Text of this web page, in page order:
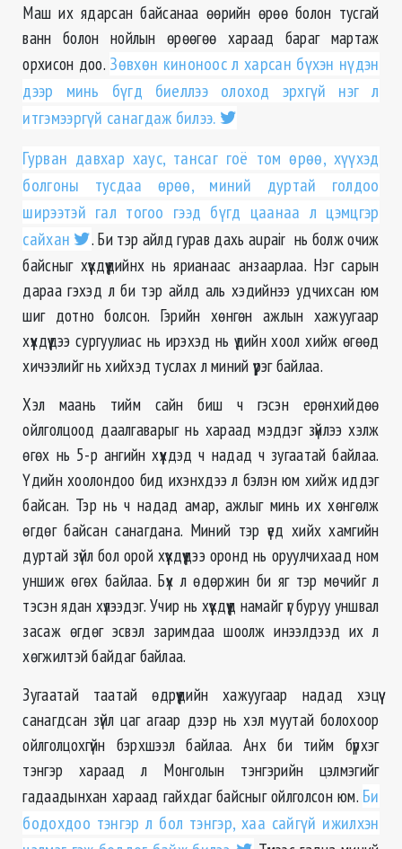
Маш их ядарсан байсанаа өөрийн өрөө болон тусгай
ванн болон нойлын өрөөгөө хараад бараг мартаж
орхисон доо. Зөвхөн киноноос л харсан бүхэн нүдэн
дээр минь бүгд биеллээ олоход эрхгүй нэг л
итгэмээргүй санагдаж билээ.
Гурван давхар хаус, тансаг гоё том өрөө, хүүхэд
болгоны тусдаа өрөө, миний дуртай голдоо
ширээтэй гал тогоо гээд бүгд цаанаа л цэмцгэр
сайхан
. Би тэр айлд гурав дахь aupair нь болж очиж
байсныг хүүхдүүдийнх нь ярианаас анзаарлаа. Нэг сарын
дараа гэхэд л би тэр айлд аль хэдийнээ удчихсан юм
шиг дотно болсон. Гэрийн хөнгөн ажлын хажуугаар
хүүхдүүдээ сургуулиас нь ирэхэд нь үдийн хоол хийж өгөөд
хичээлийг нь хийхэд туслах л миний үүрэг байлаа.
Хэл маань тийм сайн биш ч гэсэн ерөнхийдөө
ойлголцоод даалгаварыг нь хараад мэддэг зүйлээ хэлж
өгөх нь 5-р ангийн хүүхдэд ч надад ч зугаатай байлаа.
Үдийн хоолондоо бид ихэнхдээ л бэлэн юм хийж иддэг
байсан. Тэр нь ч надад амар, ажлыг минь их хөнгөлж
өгдөг байсан санагдана. Миний тэр үед хийх хамгийн
дуртай зүйл бол орой хүүхдүүдээ оронд нь оруулчихаад ном
уншиж өгөх байлаа. Бүх л өдөржин би яг тэр мөчийг л
тэсэн ядан хүлээдэг. Учир нь хүүхдүүд намайг үг буруу уншвал
засаж өгдөг эсвэл заримдаа шоолж инээлдээд их л
хөгжилтэй байдаг байлаа.
Зугаатай таатай өдрүүдийн хажуугаар надад хэцүү
санагдсан зүйл цаг агаар дээр нь хэл муутай болохоор
ойлголцохгүйн бэрхшээл байлаа. Анх би тийм бүрхэг
тэнгэр хараад л Монголын тэнгэрийн цэлмэгийг
гадаадынхан хараад гайхдаг байсныг ойлголсон юм. Би
бодохдоо тэнгэр л бол тэнгэр, хаа сайгүй ижилхэн